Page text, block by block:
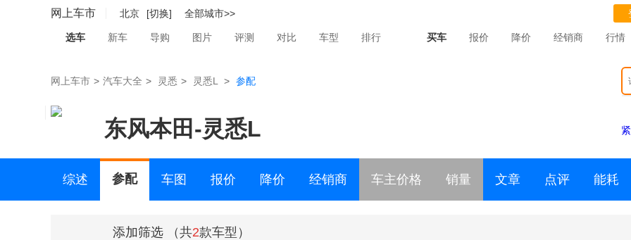
网上车市 北京 [切换] 全部城市>>
选车 新车 导购 图片 评测 对比 车型 排行 买车 报价 降价 经销商 行情
网上车市 > 汽车大全 > 灵悉 > 灵悉L > 参配
东风本田 -灵悉L
综述 参配 车图 报价 降价 经销商 车主价格 销量 文章 点评 能耗
添加筛选 （共2款车型）